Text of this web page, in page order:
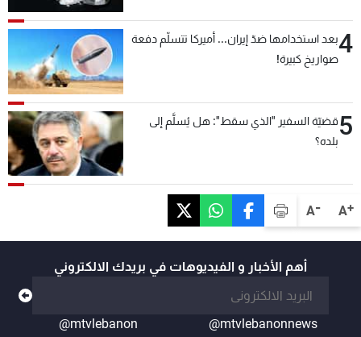
A+
A-
4بعد استخدامها ضدّ إيران... أميركا تتسلّم دفعة
صواريخ كبيرة!
5قضيّة السفير "الذي سقط": هل يُسلَّم إلى
بلده؟
أهم الأخبار و الفيديوهات في بريدك الالكتروني
@mtvlebanonnews
@mtvlebanon